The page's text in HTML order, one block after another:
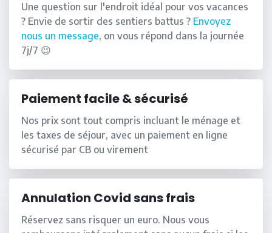
Une question sur l'endroit idéal pour vos vacances
? Envie de sortir des sentiers battus ? Envoyez
nous un message, on vous répond dans la journée
7j/7 😉
Paiement facile & sécurisé
Nos prix sont tout compris incluant le ménage et
les taxes de séjour, avec un paiement en ligne
sécurisé par CB ou virement
Annulation Covid sans frais
Réservez sans risquer un euro. Nous vous